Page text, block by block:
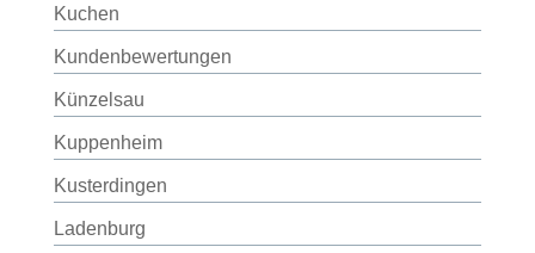
Kuchen
Kundenbewertungen
Künzelsau
Kuppenheim
Kusterdingen
Ladenburg